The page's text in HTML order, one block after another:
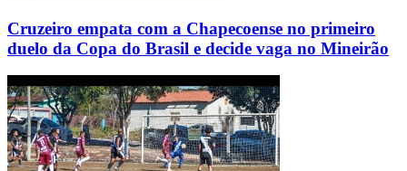
Cruzeiro empata com a Chapecoense no primeiro
duelo da Copa do Brasil e decide vaga no Mineirão